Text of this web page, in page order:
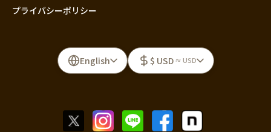
プライバシーポリシー
English $ USD ≈ USD